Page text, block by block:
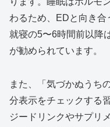
わるため、EDと向き合
就寝の5〜6時間前以降
が勧められています。
また、「気づかぬうち
分表示をチェックする
ジードリンクやサプリ